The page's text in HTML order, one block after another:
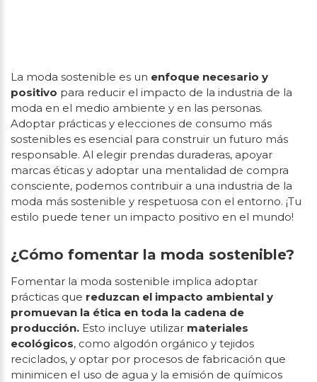
La moda sostenible es un enfoque necesario y
positivo para reducir el impacto de la industria de la
moda en el medio ambiente y en las personas.
Adoptar prácticas y elecciones de consumo más
sostenibles es esencial para construir un futuro más
responsable. Al elegir prendas duraderas, apoyar
marcas éticas y adoptar una mentalidad de compra
consciente, podemos contribuir a una industria de la
moda más sostenible y respetuosa con el entorno. ¡Tu
estilo puede tener un impacto positivo en el mundo!
¿Cómo fomentar la moda sostenible?
Fomentar la moda sostenible implica adoptar
prácticas que reduzcan el impacto ambiental y
promuevan la ética en toda la cadena de
producción. Esto incluye utilizar materiales
ecológicos, como algodón orgánico y tejidos
reciclados, y optar por procesos de fabricación que
minimicen el uso de agua y la emisión de químicos